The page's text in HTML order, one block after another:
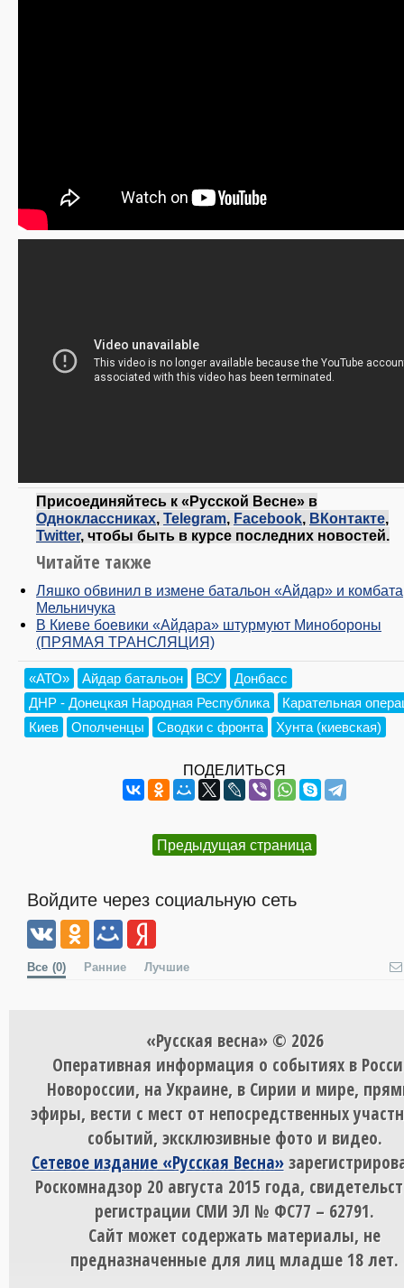
Присоединяйтесь к «Русской Весне» в
Одноклассниках, Telegram, Facebook, ВКонтакте,
Twitter, чтобы быть в курсе последних новостей.
Читайте также
Ляшко обвинил в измене батальон «Айдар» и комбата
Мельничука
В Киеве боевики «Айдара» штурмуют Минобороны
(ПРЯМАЯ ТРАНСЛЯЦИЯ)
«АТО» Айдар батальон ВСУ
Донбасс
ДНР - Донецкая Народная Республика
Карательная
Киев
Ополченцы Сводки с фронта Хунта (киевская)
ПОДЕЛИТЬСЯ
Предыдущая страница
Войдите через социальную сеть
Все (0) Ранние Лучшие
«Русская весна» © 2026
Оперативная информация о событиях в
Новороссии, на Украине, в Сирии и мире,
эфиры, вести с мест от непосредственных
событий, эксклюзивные фото и видео.
Сетевое издание «Русская Весна»
Роскомнадзор 20 августа 2015 года,
регистрации СМИ ЭЛ № ФС77 – 62791.
Сайт может содержать материалы, не
предназначенные для лиц младше 18 лет.